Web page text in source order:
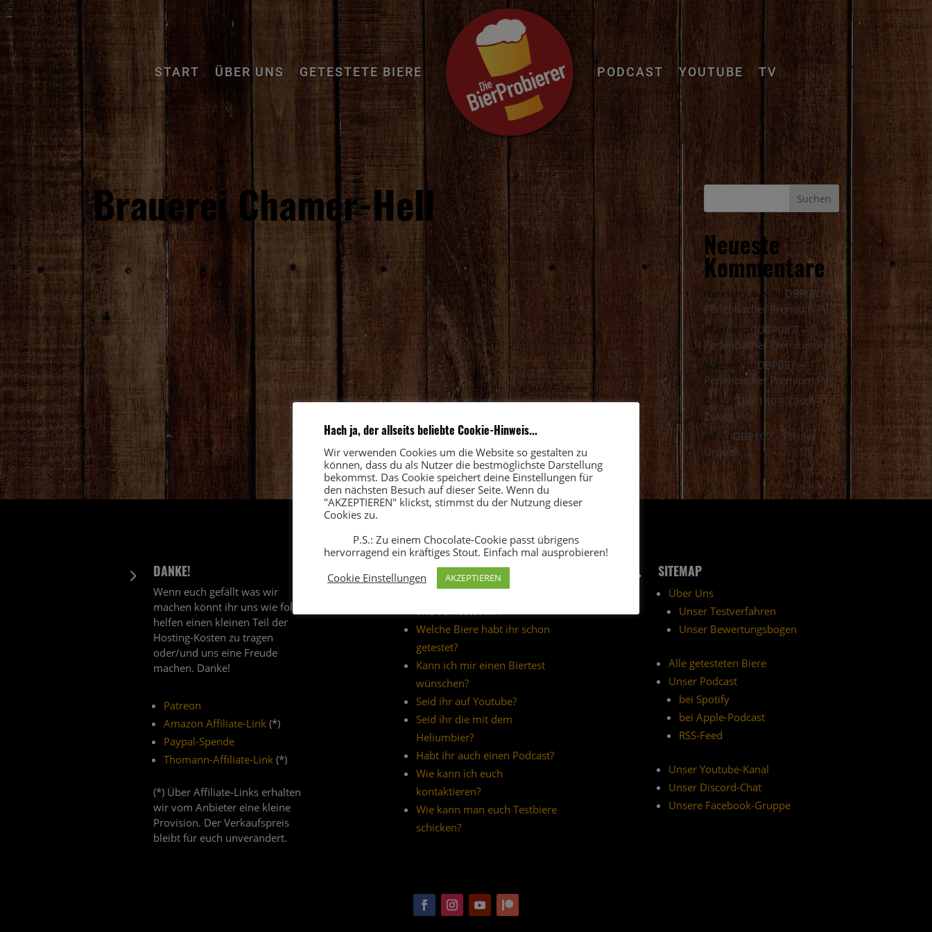
START ÜBER UNS GETESTETE BIERE PODCAST YOUTUBE TV
Brauerei Chamer-Hell
von alte7012 | 09.08.2025 Neueste
Kommentare
Nandor Juhas zu DBP087 –
Perlenbacher Premium Pils
Wagner zu DBP087 –
Perlenbacher Premium Pils
Wagnerzu DBP087 –
Perlenbacher Premium Pils
Olli zu DBP140 – Lösch-
Zwerg Pils
pit zu DBP107 – Pilsner
Urquell
5 DANKE!
Wenn euch gefällt was wir
machen könnt ihr uns wie folgt
helfen einen kleinen Teil der
Hosting-Kosten zu tragen
oder/und uns eine Freude
machen. Danke!
Patreon
Amazon Affiliate-Link (*)
Paypal-Spende
Thomann-Affiliate-Link (*)
(*) Über Affiliate-Links erhalten
wir vom Anbieter eine kleine
Provision. Der Verkaufspreis
bleibt für euch unverändert.
5
Wer seid ihr?
Wie verkostet ihr?
Welche Biere habt ihr schon
getestet?
Kann ich mir einen Biertest
wünschen?
Seid ihr auf Youtube?
Seid ihr die mit dem
Heliumbier?
Habt ihr auch einen Podcast?
Wie kann ich euch
kontaktieren?
Wie kann man euch Testbiere
schicken?
5 SITEMAP
Über Uns
Unser Testverfahren
Unser Bewertungsbogen
Alle getesteten Biere
Unser Podcast
bei Spotify
bei Apple-Podcast
RSS-Feed
Unser Youtube-Kanal
Unser Discord-Chat
Unsere Facebook-Gruppe
Hach ja, der allseits beliebte Cookie-Hinweis...
Wir verwenden Cookies um die Website so gestalten zu
können, dass du als Nutzer die bestmöglichste Darstellung
bekommst. Das Cookie speichert deine Einstellungen für
den nächsten Besuch auf dieser Seite. Wenn du
"AKZEPTIEREN" klickst, stimmst du der Nutzung dieser
Cookies zu.
P.S.: Zu einem Chocolate-Cookie passt übrigens
hervorragend ein kräftiges Stout. Einfach mal ausprobieren!
Cookie Einstellungen
AKZEPTIEREN